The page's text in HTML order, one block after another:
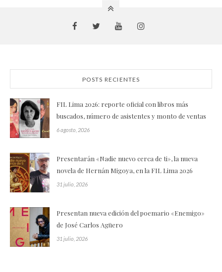
POSTS RECIENTES
FIL Lima 2026: reporte oficial con libros más
buscados, número de asistentes y monto de ventas
6 agosto, 2026
Presentarán «Nadie nuevo cerca de ti», la nueva
novela de Hernán Migoya, en la FIL Lima 2026
31 julio, 2026
Presentan nueva edición del poemario «Enemigo»
de José Carlos Agüero
31 julio, 2026